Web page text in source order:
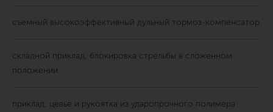
съемный высокоэффективный дульный тормоз-компенсатор
складной приклад, блокировка стрельбы в сложенном
положении
приклад, цевье и рукоятка из ударопрочного полимера